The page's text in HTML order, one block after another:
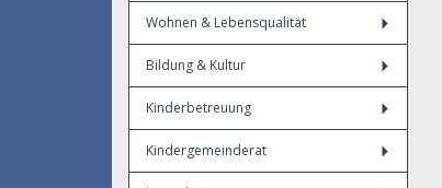
Wohnen & Lebensqualität
Bildung & Kultur
Kinderbetreuung
Kindergemeinderat